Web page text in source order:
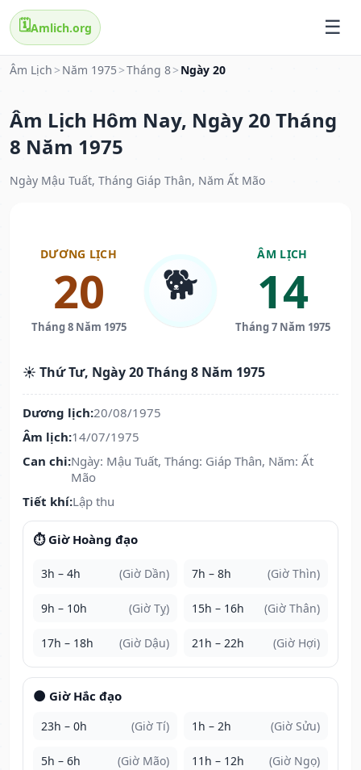
🗓️Amlich.org
Âm Lịch > Năm 1975 >Tháng 8> Ngày 20
Âm Lịch Hôm Nay, Ngày 20 Tháng
8 Năm 1975
Ngày Mậu Tuất, Tháng Giáp Thân, Năm Ất Mão
DƯƠNG LỊCH
20
Tháng 8 Năm 1975
🐕
ÂM LỊCH
14
Tháng 7 Năm 1975
☀️ Thứ Tư, Ngày 20 Tháng 8 Năm 1975
Dương lịch:20/08/1975
Âm lịch:14/07/1975
Can chi:Ngày: Mậu Tuất, Tháng: Giáp Thân, Năm: Ất
Mão
Tiết khí:Lập thu
⏱️ Giờ Hoàng đạo
3h – 4h (Giờ Dần) 7h – 8h (Giờ Thìn)
9h – 10h (Giờ Tỵ) 15h – 16h (Giờ Thân)
17h – 18h (Giờ Dậu) 21h – 22h (Giờ Hợi)
🌑 Giờ Hắc đạo
23h – 0h (Giờ Tí) 1h – 2h (Giờ Sửu)
5h – 6h (Giờ Mão) 11h – 12h (Giờ Ngọ)